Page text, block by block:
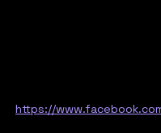
https://